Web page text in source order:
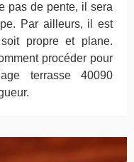
pas de pente, il sera
Par ailleurs, il est
propre et plane.
procéder pour
terrasse 40090